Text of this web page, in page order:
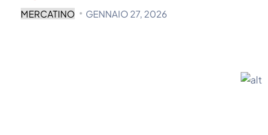
MERCATINO GENNAIO 27, 2026